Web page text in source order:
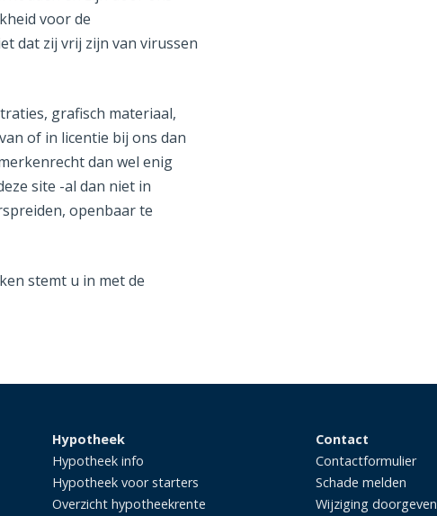
voor de
dat zij vrij zijn van virussen
grafisch materiaal,
of in licentie bij ons dan
dan wel enig
site -al dan niet in
openbaar te
stemt u in met de
Hypotheek
Hypotheek info
Hypotheek voor starters
Overzicht hypotheekrente
Contact
Contactformulier
Schade melden
Wijziging doorgeven